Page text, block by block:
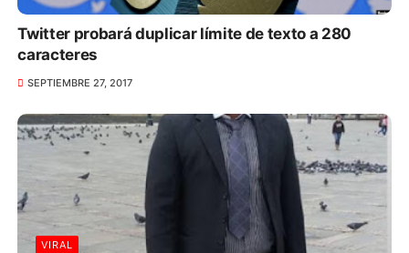
Twitter probará duplicar límite de texto a 280
caracteres
SEPTIEMBRE 27, 2017
VIRAL